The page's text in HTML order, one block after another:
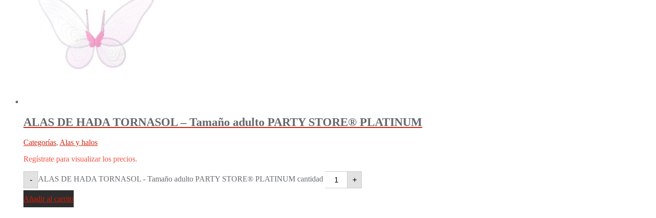
ALAS DE HADA TORNASOL – Tamaño adulto PARTY STORE® PLATINUM
Categorías, Alas y halos
Regístrate para visualizar los precios.
- ALAS DE HADA TORNASOL - Tamaño adulto PARTY STORE® PLATINUM cantidad +
Añadir al carrito